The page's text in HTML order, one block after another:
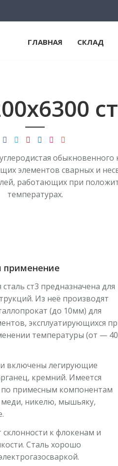
ГЛАВНАЯ СКЛАД
обыкновенного
элементов сварных и
работающих при
температурах.
применение
сталь ст3 предназначена для
Из неё производят
(до 10мм) для
эксплуатирующихся
температуры (от — 40
включены легирующие
кремний. Имеется
по примесным компонентам
меди, никелю, мышьяку,
склонности к флокенам и
Сталь хорошо